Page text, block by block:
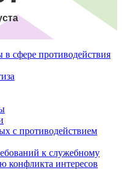
сфере противодействия
с противодействием
к служебному
конфликта интересов